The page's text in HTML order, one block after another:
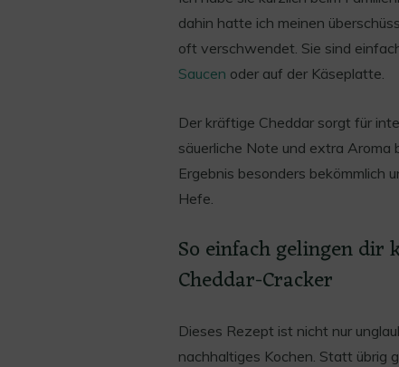
dahin hatte ich meinen
oft verschwendet. Sie sind
Saucen oder auf der Käseplatte.
Der kräftige Cheddar sorgt für
säuerliche Note und extra Aroma
Ergebnis besonders bekömmlich
Hefe.
So einfach gelingen dir
Cheddar-Cracker
Dieses Rezept ist nicht nur
nachhaltiges Kochen. Statt übrig